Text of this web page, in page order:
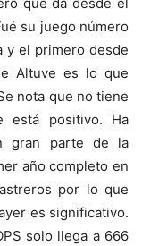
que da desde el
su juego número
y el primero desde
Altuve es lo que
nota que no tiene
está positivo. Ha
gran parte de la
año completo en
por lo que
es significativo.
solo llega a 666